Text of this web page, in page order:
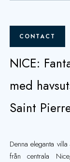
CONTACT
NICE:
med
Saint
Denna eleganta
från centrala